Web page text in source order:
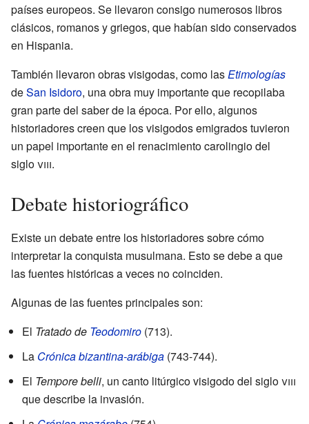
países europeos. Se llevaron consigo numerosos libros
clásicos, romanos y griegos, que habían sido conservados
en Hispania.
También llevaron obras visigodas, como las Etimologías
deSan Isidoro, una obra muy importante que recopilaba
gran parte del saber de la época. Por ello, algunos
historiadores creen que los visigodos emigrados tuvieron
un papel importante en el renacimiento carolingio del
sigloviii.
Debate historiográfico
Existe un debate entre los historiadores sobre cómo
interpretar la conquista musulmana. Esto se debe a que
las fuentes históricas a veces no coinciden.
Algunas de las fuentes principales son:
El Tratado de Teodomiro (713).
La Crónica bizantina-arábiga (743-744).
El Tempore belli, un canto litúrgico visigodo del sigloviii
que describe la invasión.